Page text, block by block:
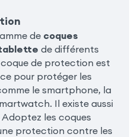
de coques
de différents
de protection est
pour protéger les
le smartphone, la
Il existe aussi
Adoptez les coques
protection contre les